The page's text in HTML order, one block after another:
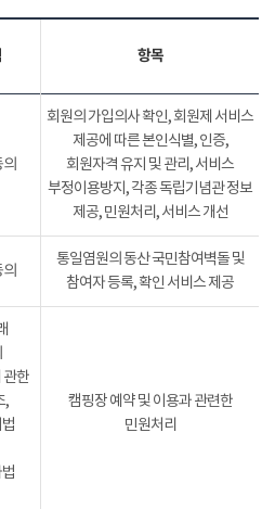
항목
회원의 가입의사 확인, 회원제 서비스
제공에 따른 본인식별, 인증,
회원자격 유지 및 관리, 서비스
부정이용방지, 각종 독립기념관 정보
제공, 민원처리, 서비스 개선
통일염원의 동산 국민참여벽돌 및
참여자 등록, 확인 서비스 제공
관한
,
캠핑장 예약 및 이용과 관련한
민원처리